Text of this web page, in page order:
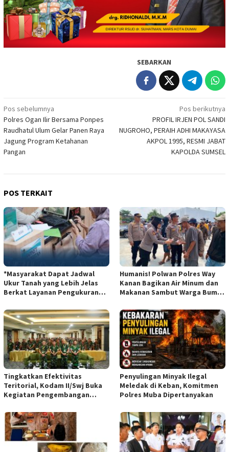
SEBARKAN
Navigasi
pos
Pos sebelumnya
‎Polres Ogan Ilir Bersama Ponpes
Raudhatul Ulum Gelar Panen Raya
Jagung Program Ketahanan
Pangan
Pos berikutnya
PROFIL IRJEN POL SANDI
NUGROHO, PERAIH ADHI MAKAYASA
AKPOL 1995, RESMI JABAT
KAPOLDA SUMSEL
POS TERKAIT
*Masyarakat Dapat Jadwal
Ukur Tanah yang Lebih Jelas
Berkat Layanan Pengukuran
Humanis! Polwan Polres Way
Kanan Bagikan Air Minum dan
Makanan Sambut Warga Bumi
Tingkatkan Efektivitas
Teritorial, Kodam II/Swj Buka
Kegiatan Pengembangan
Apkowil TA 2026*
Penyulingan Minyak Ilegal
Meledak di Keban, Komitmen
Polres Muba Dipertanyakan